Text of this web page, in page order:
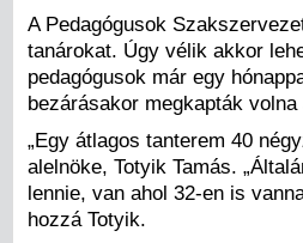
A Pedagógusok
tanárokat. Úgy vélik akkor
pedagógusok már egy
bezárásakor megkapták
„Egy átlagos tanterem 40
alelnöke, Totyik Tamás.
lennie, van ahol 32-en is
hozzá Totyik.